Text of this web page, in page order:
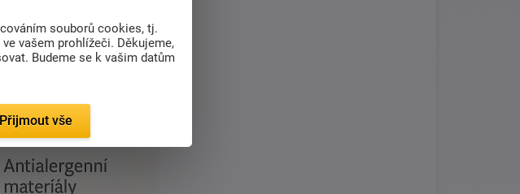
souborů cookies, tj.
vašem prohlížeči. Děkujeme,
Budeme se k vašim datům
Přijmout vše